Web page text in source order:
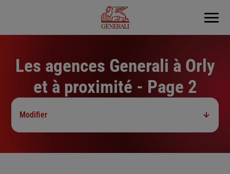
Menu
Les agences Generali à Orly
et à proximité - Page 2
Modifier